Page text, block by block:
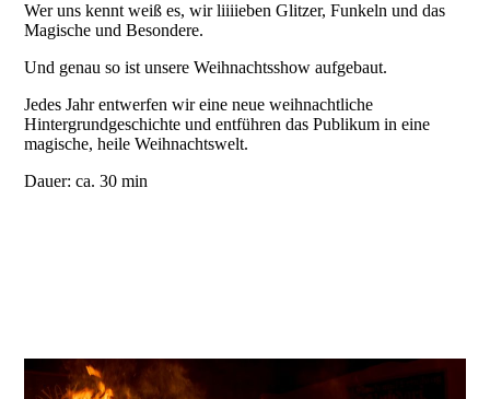
Wer uns kennt weiß es, wir liiiieben Glitzer, Funkeln und das
Magische und Besondere.
Und genau so ist unsere Weihnachtsshow aufgebaut.
Jedes Jahr entwerfen wir eine neue weihnachtliche
Hintergrundgeschichte und entführen das Publikum in eine
magische, heile Weihnachtswelt.
Dauer: ca. 30 min